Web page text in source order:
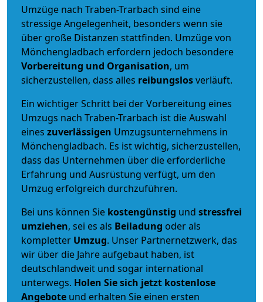
Umzüge nach Traben-Trarbach sind eine
stressige Angelegenheit, besonders wenn sie
über große Distanzen stattfinden. Umzüge von
Mönchengladbach erfordern jedoch besondere
Vorbereitung und Organisation, um
sicherzustellen, dass alles reibungslosverläuft.
Ein wichtiger Schritt bei der Vorbereitung eines
Umzugs nach Traben-Trarbach ist die Auswahl
eines zuverlässigen Umzugsunternehmens in
Mönchengladbach. Es ist wichtig, sicherzustellen,
dass das Unternehmen über die erforderliche
Erfahrung und Ausrüstung verfügt, um den
Umzug erfolgreich durchzuführen.
Bei uns können Sie kostengünstig und stressfrei
umziehen, sei es als Beiladung oder als
kompletter Umzug. Unser Partnernetzwerk, das
wir über die Jahre aufgebaut haben, ist
deutschlandweit und sogar international
unterwegs. Holen Sie sich jetzt kostenlose
Angebote und erhalten Sie einen ersten